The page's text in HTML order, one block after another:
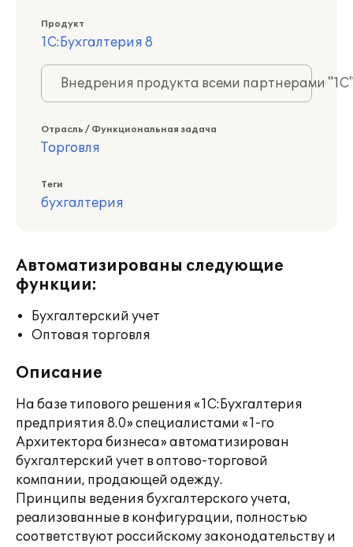
Продукт
1С:Бухгалтерия 8
Внедрения продукта всеми партнерами
Отрасль / Функциональная задача
Торговля
Теги
бухгалтерия
Автоматизированы следующие
функции:
Бухгалтерский учет
Оптовая торговля
Описание
На базе типового решения «1С:Бухгалтерия
предприятия 8.0» специалистами «1-го
Архитектора бизнеса» автоматизирован
бухгалтерский учет в оптово-торговой
компании, продающей одежду.
Принципы ведения бухгалтерского учета,
реализованные в конфигурации, полностью
соответствуют российскому законодательству и